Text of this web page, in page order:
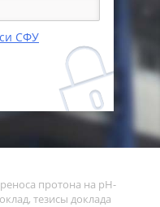
СФУ
протона на pH-
тезисы доклада